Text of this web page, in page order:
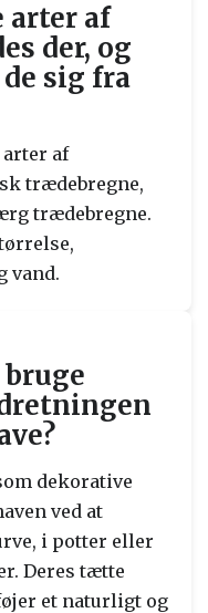
af
der, og
sig fra
af
trædebregne,
trædebregne.
vand.
dekorative
ved at
i potter eller
Deres tætte
et naturligt og